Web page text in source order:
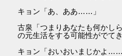
キョン「あ、ああ……」
古泉「つまりあなたも何かし
の元生活をする可能性がでて
キョン「おいおいまじかよ……